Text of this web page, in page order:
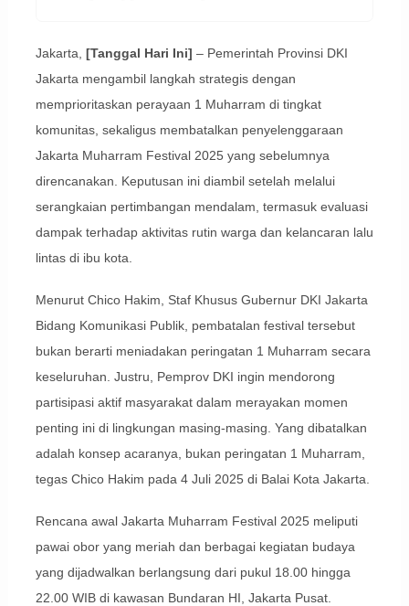
Jakarta, [Tanggal Hari Ini] – Pemerintah Provinsi DKI
Jakarta mengambil langkah strategis dengan
memprioritaskan perayaan 1 Muharram di tingkat
komunitas, sekaligus membatalkan penyelenggaraan
Jakarta Muharram Festival 2025 yang sebelumnya
direncanakan. Keputusan ini diambil setelah melalui
serangkaian pertimbangan mendalam, termasuk evaluasi
dampak terhadap aktivitas rutin warga dan kelancaran lalu
lintas di ibu kota.
Menurut Chico Hakim, Staf Khusus Gubernur DKI Jakarta
Bidang Komunikasi Publik, pembatalan festival tersebut
bukan berarti meniadakan peringatan 1 Muharram secara
keseluruhan. Justru, Pemprov DKI ingin mendorong
partisipasi aktif masyarakat dalam merayakan momen
penting ini di lingkungan masing-masing. Yang dibatalkan
adalah konsep acaranya, bukan peringatan 1 Muharram,
tegas Chico Hakim pada 4 Juli 2025 di Balai Kota Jakarta.
Rencana awal Jakarta Muharram Festival 2025 meliputi
pawai obor yang meriah dan berbagai kegiatan budaya
yang dijadwalkan berlangsung dari pukul 18.00 hingga
22.00 WIB di kawasan Bundaran HI, Jakarta Pusat.